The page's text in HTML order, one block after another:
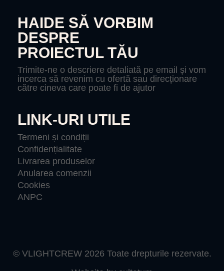
HAIDE SĂ VORBIM
DESPRE
PROIECTUL TĂU
Trimite-ne o descriere detaliată pe email și vom
incerca să revenim cu ofertă sau direcționare
către cineva care poate fi de ajutor
LINK-URI UTILE
Termeni și condiții
Confidențialitate
Livrarea produselor
Anularea comenzii
Cookies
ANPC
© VLIGHTCREW 2026 Toate drepturile rezervate.